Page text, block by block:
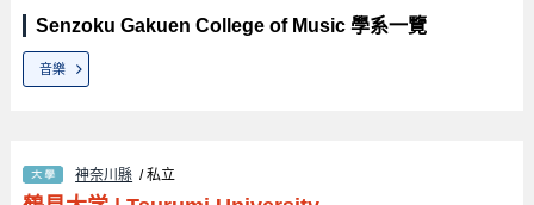
Senzoku Gakuen College of Music 學系一覽
音樂
神奈川縣 / 私立